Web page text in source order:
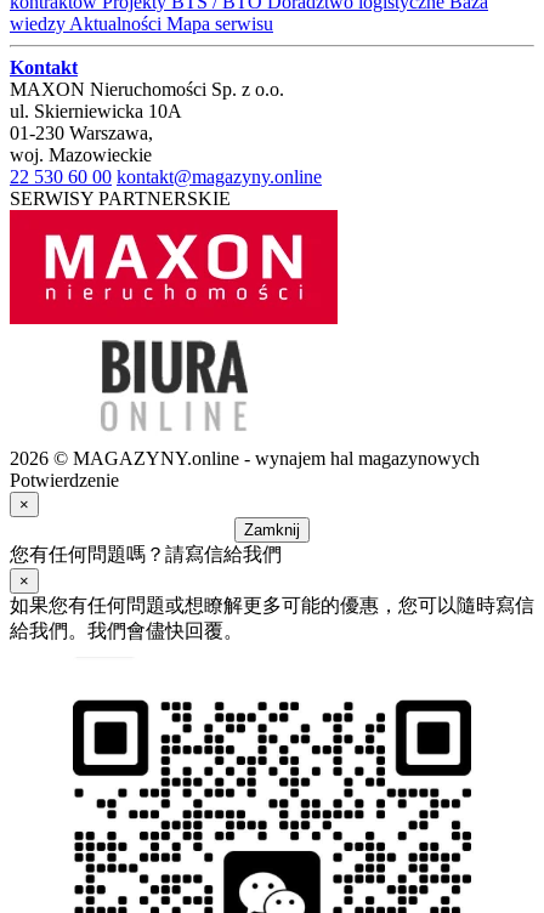
wiedzy Aktualności Mapa serwisu
Kontakt
MAXON Nieruchomości Sp. z o.o.
ul. Skierniewicka 10A
01-230 Warszawa,
woj. Mazowieckie
22 530 60 00 kontakt@magazyny.online
SERWISY PARTNERSKIE
2026 © MAGAZYNY.online - wynajem hal magazynowych
Potwierdzenie
×
Zamknij
您有任何問題嗎？請寫信給我們
×
如果您有任何問題或想瞭解更多可能的優惠，您可以隨時寫信
給我們。我們會儘快回覆。